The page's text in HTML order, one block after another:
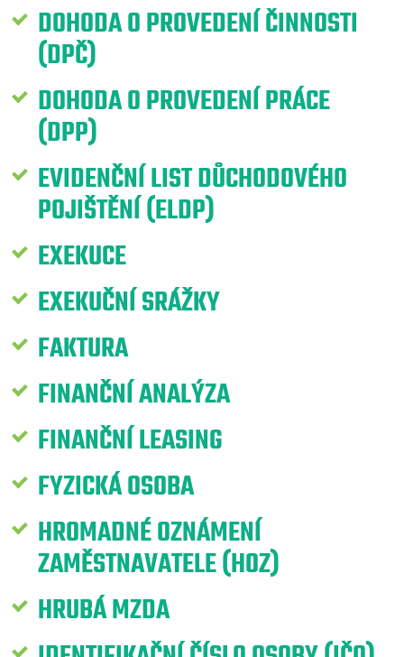
DOHODA O PROVEDENÍ ČINNOSTI
(DPČ)
DOHODA O PROVEDENÍ PRÁCE
(DPP)
EVIDENČNÍ LIST DŮCHODOVÉHO
POJIŠTĚNÍ (ELDP)
EXEKUCE
EXEKUČNÍ SRÁŽKY
FAKTURA
FINANČNÍ ANALÝZA
FINANČNÍ LEASING
FYZICKÁ OSOBA
HROMADNÉ OZNÁMENÍ
ZAMĚSTNAVATELE (HOZ)
HRUBÁ MZDA